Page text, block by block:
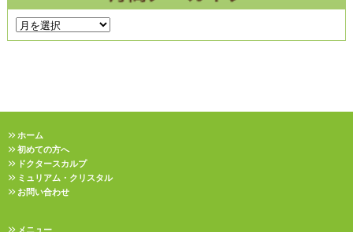
ホーム
初めての方へ
ドクタースカルプ
ミュリアム・クリスタル
お問い合わせ
メニュー